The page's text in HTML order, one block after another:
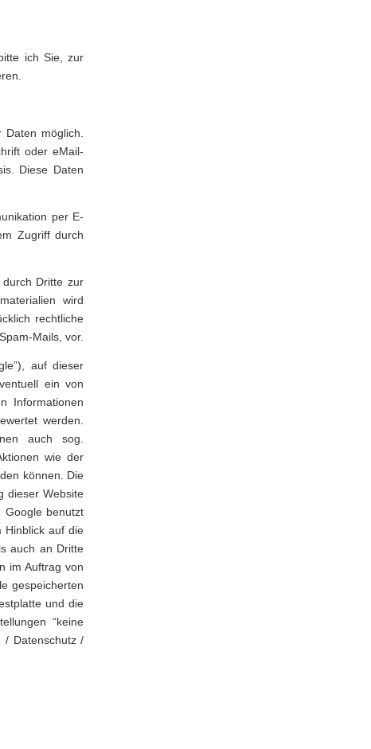
ich Sie, zur
Daten möglich.
oder eMail-
Diese Daten
per E-
Zugriff durch
Dritte zur
wird
rechtliche
Mails, vor.
auf dieser
ein von
Informationen
werden.
auch sog.
wie der
können. Die
dieser Website
Google benutzt
Hinblick auf die
auch an Dritte
im Auftrag von
gespeicherten
und die
“keine
/ Datenschutz /